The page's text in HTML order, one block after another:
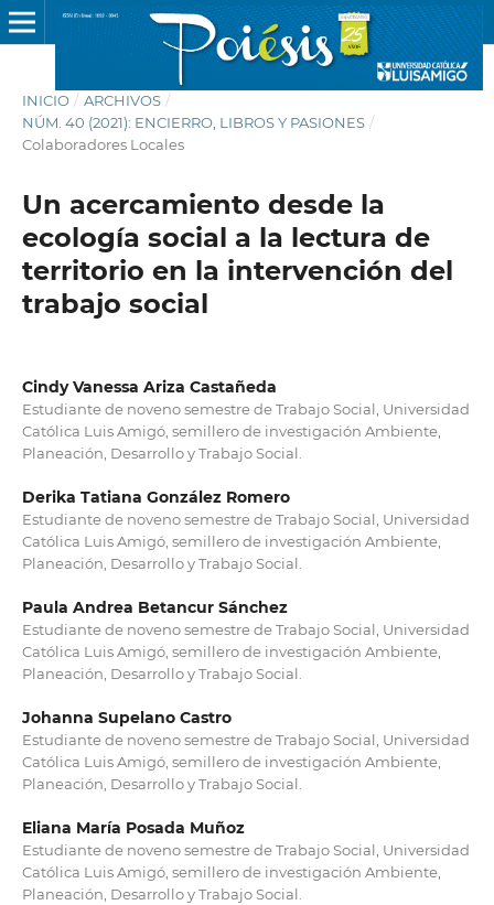
INICIO / ARCHIVOS /
NÚM. 40 (2021): ENCIERRO, LIBROS Y PASIONES /
Colaboradores Locales
Un acercamiento desde la
ecología social a la lectura de
territorio en la intervención del
trabajo social
Cindy Vanessa Ariza Castañeda
Estudiante de noveno semestre de Trabajo Social, Universidad
Católica Luis Amigó, semillero de investigación Ambiente,
Planeación, Desarrollo y Trabajo Social.
Derika Tatiana González Romero
Estudiante de noveno semestre de Trabajo Social, Universidad
Católica Luis Amigó, semillero de investigación Ambiente,
Planeación, Desarrollo y Trabajo Social.
Paula Andrea Betancur Sánchez
Estudiante de noveno semestre de Trabajo Social, Universidad
Católica Luis Amigó, semillero de investigación Ambiente,
Planeación, Desarrollo y Trabajo Social.
Johanna Supelano Castro
Estudiante de noveno semestre de Trabajo Social, Universidad
Católica Luis Amigó, semillero de investigación Ambiente,
Planeación, Desarrollo y Trabajo Social.
Eliana María Posada Muñoz
Estudiante de noveno semestre de Trabajo Social, Universidad
Católica Luis Amigó, semillero de investigación Ambiente,
Planeación, Desarrollo y Trabajo Social.